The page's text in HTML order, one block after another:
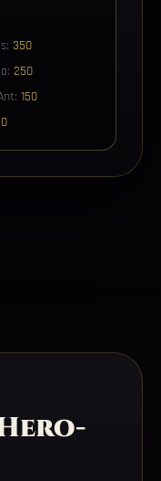
350
250
150